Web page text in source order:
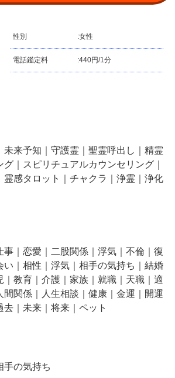
性別 :女性
電話鑑定料 :440円/1分
未来予知｜守護霊｜聖霊呼出し｜精霊
｜スピリチュアルカウンセリング｜
霊感タロット｜チャクラ｜浄霊｜浄化
事｜恋愛｜二股関係｜浮気｜不倫｜復
い｜相性｜浮気｜相手の気持ち｜結婚
｜教育｜介護｜家族｜就職｜天職｜適
間関係｜人生相談｜健康｜金運｜開運
去｜未来｜将来｜ペット
手の気持ち